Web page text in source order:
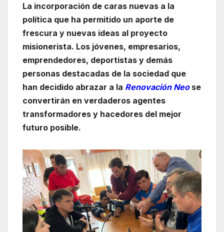
La incorporación de caras nuevas a la
política que ha permitido un aporte de
frescura y nuevas ideas al proyecto
misionerista. Los jóvenes, empresarios,
emprendedores, deportistas y demás
personas destacadas de la sociedad que
han decidido abrazar a la Renovación Neose
convertirán en verdaderos agentes
transformadores y hacedores del mejor
futuro posible.